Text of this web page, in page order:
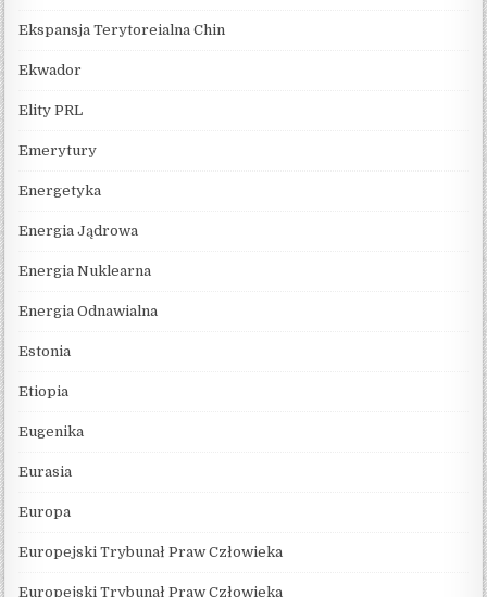
Ekspansja Terytoreialna Chin
Ekwador
Elity PRL
Emerytury
Energetyka
Energia Jądrowa
Energia Nuklearna
Energia Odnawialna
Estonia
Etiopia
Eugenika
Eurasia
Europa
Europejski Trybunał Praw Człowieka
Europejski Trybunał Praw Człowieka